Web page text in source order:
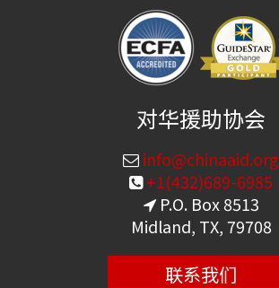
对华援助协会
info@chinaaid.org
+1(432)689-6985
P.O. Box 8513
Midland, TX, 79708
联系我们